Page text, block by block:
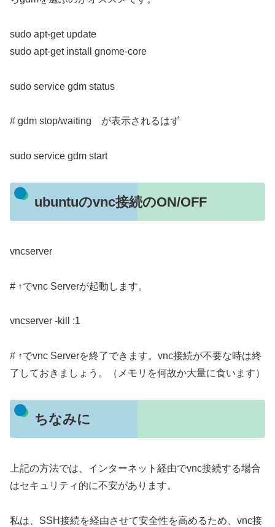
sudo apt-get update
sudo apt-get install gnome-core
sudo service gdm status
# gdm stop/waiting が表示されるはず
sudo service gdm start
ubuntuのvnc接続のON/OFF
vncserver
# ↑でvnc Serverが起動します。
vncserver -kill :1
# ↑でvnc Serverを終了できます。vnc接続が不要な時は終
了しておきましょう。（メモリを何故か大量に食います）
ちなみに
上記の方法では、インターネット経由でvnc接続する場合
はセキュリティ的に不安があります。
私は、SSH接続を経由させて安全性を高めるため、vnc接